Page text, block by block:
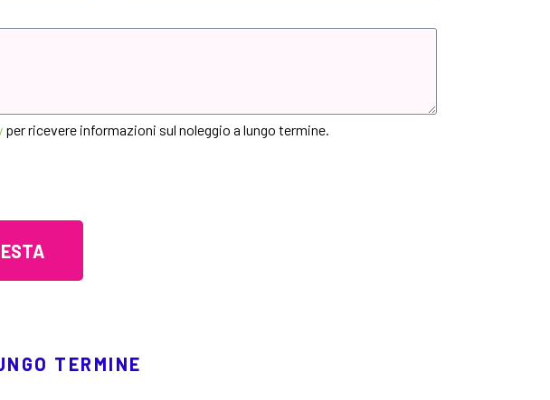
per ricevere informazioni sul noleggio a lungo termine.
TERMINE